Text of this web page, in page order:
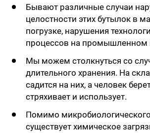
Бывают различные случаи
целостности этих бутылок в
погрузке, нарушения
процессов на промышленном
Мы можем столкнуться со
длительного хранения. На
садится на них, а человек
стряхивает и использует.
Помимо
существует химическое